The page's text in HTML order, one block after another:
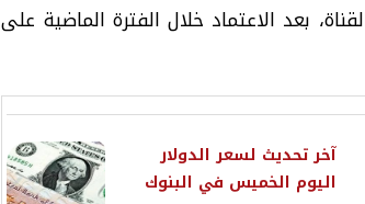
بعد الاعتماد خلال الفترة الماضية على
آخر تحديث لسعر الدولار
اليوم الخميس في البنوك